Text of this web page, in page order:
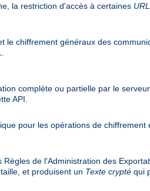
la restriction d'accès à certaines
chiffrement généraux des
complète ou partielle par le
API.
pour les opérations de chiffrement
de l'Administration des
et produisent un Texte crypté qui